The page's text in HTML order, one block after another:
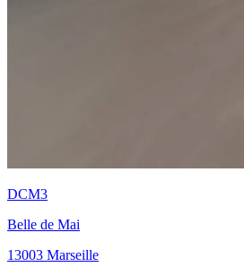
DCM3
Belle de Mai
13003 Marseille